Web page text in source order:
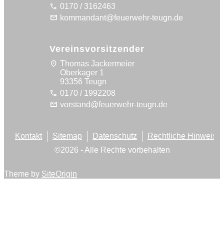
call 0170 / 3162463
mail kommandant@feuerwehr-teugn.de
Vereinsvorsitzender
location_on Thomas Jackermeier
Oberkager 1
93356 Teugn
call 0170 / 1992208
mail vorstand@feuerwehr-teugn.de
©2026 - Alle Rechte vorbehalten
Kontakt Sitemap Datenschutz Rechtliche Hinweise
Theme by SiteOrigin